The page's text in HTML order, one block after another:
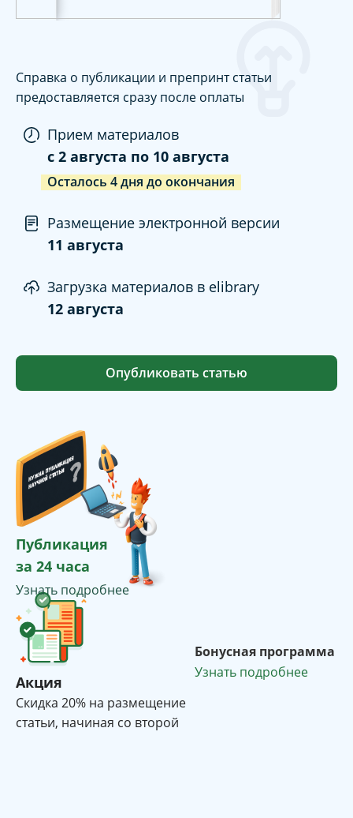
Справка о публикации и препринт статьи
предоставляется сразу после оплаты
Прием материалов
c 2 августа по 10 августа
Осталось 4дня до окончания
Размещение электронной версии
11 августа
Загрузка материалов в elibrary
12 августа
Опубликовать статью
Публикация
за 24 часа
Узнать подробнее
Акция
Cкидка 20% на размещение
статьи, начиная со второй
Бонусная программа
Узнать подробнее